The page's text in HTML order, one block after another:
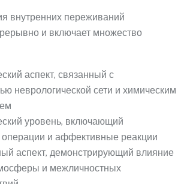
внутренних переживаний
и включает множество
аспект, связанный с
неврологической сети и химическим
уровень, включающий
и аффективные реакции
аспект, демонстрирующий влияние
и межличностных